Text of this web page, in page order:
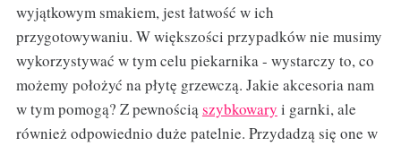
wyjątkowym smakiem, jest łatwość w ich
przygotowywaniu. W większości przypadków nie musimy
wykorzystywać w tym celu piekarnika - wystarczy to, co
możemy położyć na płytę grzewczą. Jakie akcesoria nam
w tym pomogą? Z pewnościąszybkowary i garnki, ale
również odpowiednio duże patelnie. Przydadzą się one w